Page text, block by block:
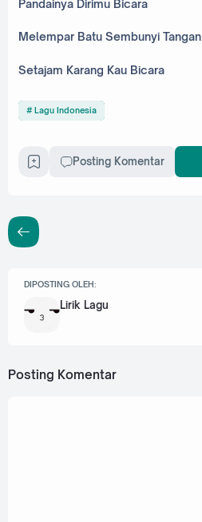
Pandainya Dirimu Bicara
Melempar Batu Sembunyi Tangan
Setajam Karang Kau Bicara
Lagu Indonesia
Posting Komentar
DIPOSTING OLEH:
Lirik Lagu
Posting Komentar